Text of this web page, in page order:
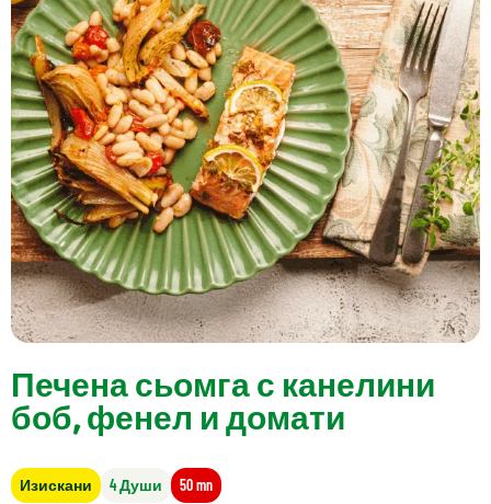
Печена сьомга с канелини
боб, фенел и домати
Изискани 4 Души 50 mn